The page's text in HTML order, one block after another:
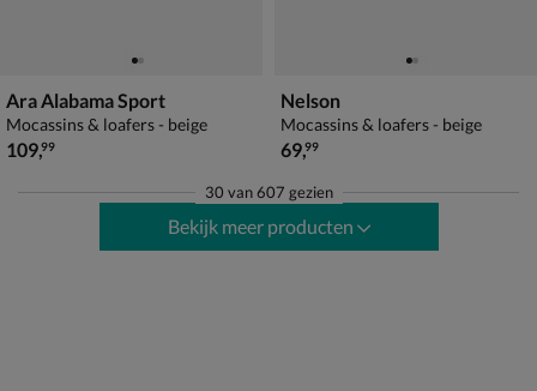
Ara Alabama Sport
Mocassins & loafers - beige
€ 109,99
109,99
Nelson
Mocassins & loafers - beige
€ 69,99
69,99
30 van607 gezien
Bekijk meer producten